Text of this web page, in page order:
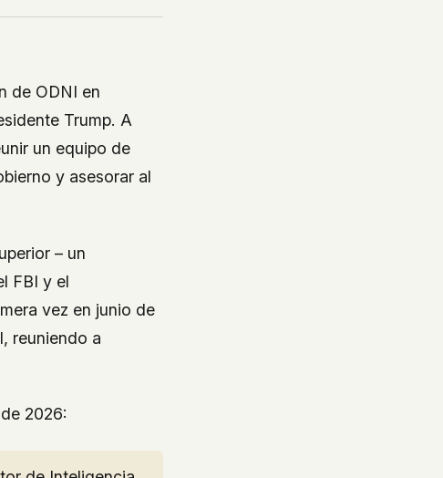
de ODNI en
Trump. A
un equipo de
y asesorar al
– un
FBI y el
vez en junio de
reuniendo a
2026: